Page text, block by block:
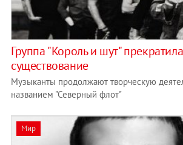
Группа "Король и шут" прекратила
существование
Музыканты продолжают творческую
названием "Северный флот"
Мир